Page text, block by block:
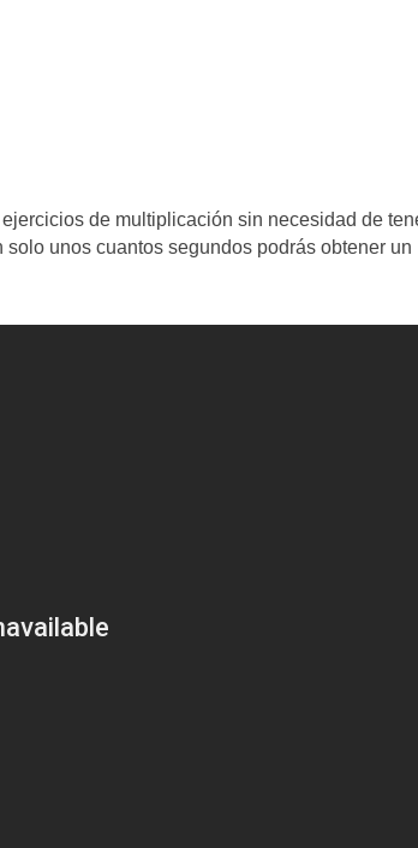
de multiplicación sin necesidad de
unos cuantos segundos podrás obtener un